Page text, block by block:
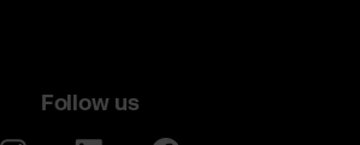
Follow us